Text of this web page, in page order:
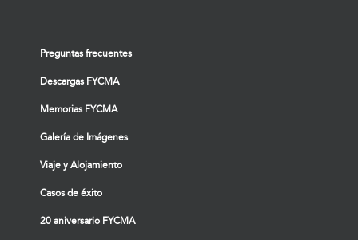
Preguntas frecuentes
Descargas FYCMA
Memorias FYCMA
Galería de Imágenes
Viaje y Alojamiento
Casos de éxito
20 aniversario FYCMA